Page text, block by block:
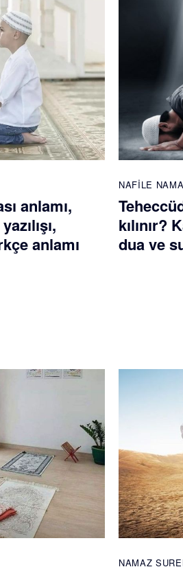
anlamı,
anlamı
NAFILE
kılınır?
dua ve
NAMAZ